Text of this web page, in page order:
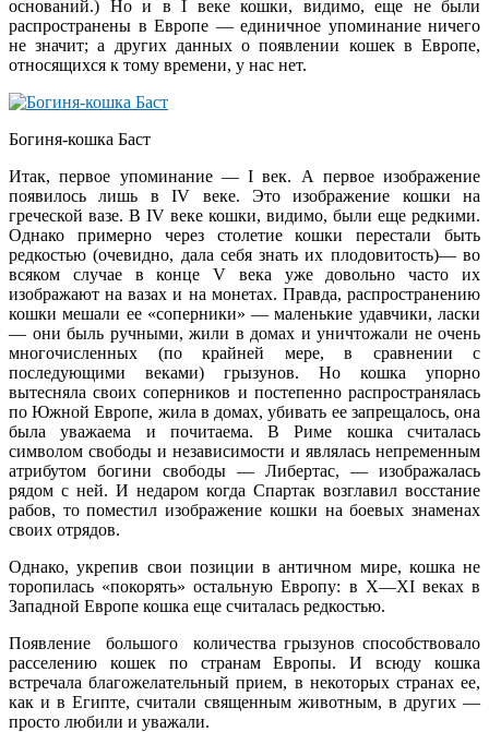
оснований.) Но и в I веке кошки, видимо, еще не были
распространены в Европе — единичное упоминание ничего
не значит; а других данных о появлении кошек в Европе,
относящихся к тому времени, у нас нет.
Богиня-кошка Баст
Итак, первое упоминание — I век. А первое изображение
появилось лишь в IV веке. Это изображение кошки на
греческой вазе. В IV веке кошки, видимо, были еще редкими.
Однако примерно через столетие кошки перестали быть
редкостью (очевидно, дала себя знать их плодовитость)— во
всяком случае в конце V века уже довольно часто их
изображают на вазах и на монетах. Правда, распространению
кошки мешали ее «соперники» — маленькие удавчики, ласки
— они быль ручными, жили в домах и уничтожали не очень
многочисленных (по крайней мере, в сравнении с
последующими веками) грызунов. Но кошка упорно
вытесняла своих соперников и постепенно распространялась
по Южной Европе, жила в домах, убивать ее запрещалось, она
была уважаема и почитаема. В Риме кошка считалась
символом свободы и независимости и являлась непременным
атрибутом богини свободы — Либертас, — изображалась
рядом с ней. И недаром когда Спартак возглавил восстание
рабов, то поместил изображение кошки на боевых знаменах
своих отрядов.
Однако, укрепив свои позиции в античном мире, кошка не
торопилась «покорять» остальную Европу: в X—XI веках в
Западной Европе кошка еще считалась редкостью.
Появление большого количества грызунов способствовало
расселению кошек по странам Европы. И всюду кошка
встречала благожелательный прием, в некоторых странах ее,
как и в Египте, считали священным животным, в других —
просто любили и уважали.